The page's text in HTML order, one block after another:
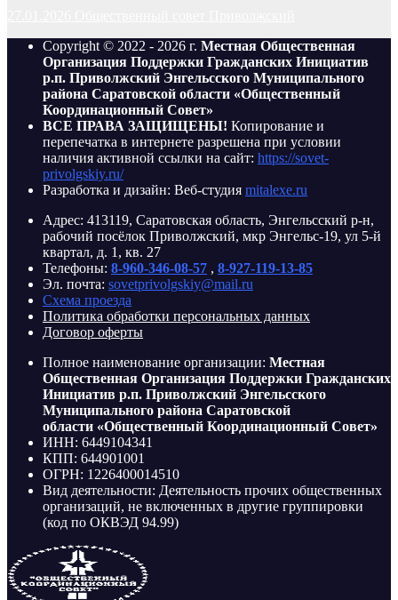
Copyright © 2022 - 2026 г. Местная Общественная
Организация Поддержки Гражданских Инициатив
р.п. Приволжский Энгельсского Муниципального
района Саратовской области «Общественный
Координационный Совет»
ВСЕ ПРАВА ЗАЩИЩЕНЫ! Копирование и
перепечатка в интернете разрешена при условии
наличия активной ссылки на сайт: https://sovet-
privolgskiy.ru/
Разработка и дизайн: Веб-студия mitalexe.ru
Адрес: 413119, Саратовская область, Энгельсский р-н,
рабочий посёлок Приволжский, мкр Энгельс-19, ул 5-й
квартал, д. 1, кв. 27
Телефоны: 8-960-346-08-57 , 8-927-119-13-85
Эл. почта: sovetprivolgskiy@mail.ru
Схема проезда
Политика обработки персональных данных
Договор оферты
Полное наименование организации: Местная
Общественная Организация Поддержки Гражданских
Инициатив р.п. Приволжский Энгельсского
Муниципального района Саратовской
области «Общественный Координационный Совет»
ИНН: 6449104341
КПП: 644901001
ОГРН: 1226400014510
Вид деятельности: Деятельность прочих общественных
организаций, не включенных в другие группировки
(код по ОКВЭД 94.99)